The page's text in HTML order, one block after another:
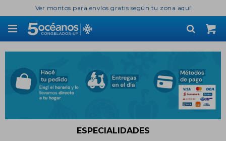
Ver montos para envíos gratis según tu zona aquí

ESPECIALIDADES